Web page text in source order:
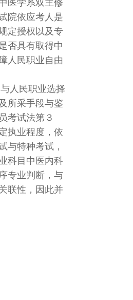
医学系双主修
院依应考人是
定授权以及专
否具有取得中
人民职业自由
人民职业选择
所采手段与鉴
考试法第３
执业程度，依
与特种考试，
科目中医内科
专业判断，与
联性，因此并